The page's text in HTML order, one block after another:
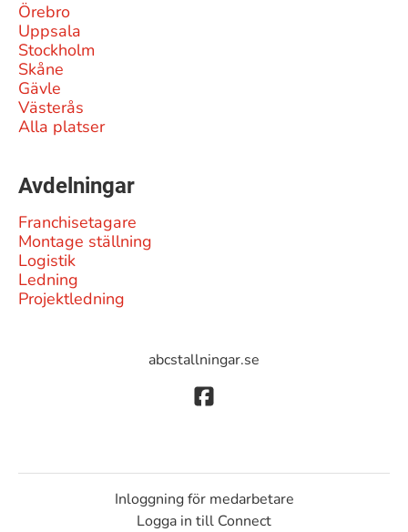
Örebro
Uppsala
Stockholm
Skåne
Gävle
Västerås
Alla platser
Avdelningar
Franchisetagare
Montage ställning
Logistik
Ledning
Projektledning
abcstallningar.se
Inloggning för medarbetare
Logga in till Connect